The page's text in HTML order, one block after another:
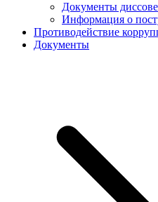
Документы
Информация о
Противодействие
Документы